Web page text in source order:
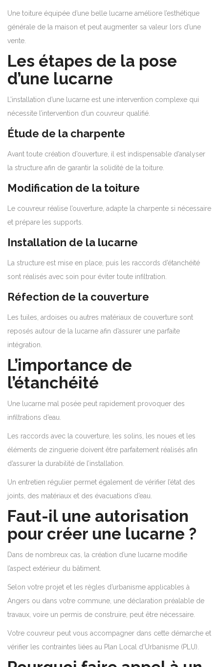
Une toiture équipée d’une belle lucarne améliore l’esthétique
générale de la maison et peut augmenter sa valeur lors d’une
vente.
Les étapes de la pose
d’une lucarne
L’installation d’une lucarne est une intervention complexe qui
nécessite l’intervention d’un couvreur qualifié.
Étude de la charpente
Avant toute création d’ouverture, il est indispensable d’analyser
la structure afin de garantir la solidité de la toiture.
Modification de la toiture
Le couvreur réalise l’ouverture, adapte la charpente si nécessaire
et prépare les supports.
Installation de la lucarne
La structure est mise en place, puis les raccords d’étanchéité
sont réalisés avec soin pour éviter toute infiltration.
Réfection de la couverture
Les tuiles, ardoises ou autres matériaux de couverture sont
reposés autour de la lucarne afin d’assurer une parfaite
intégration.
L’importance de
l’étanchéité
Une lucarne mal posée peut rapidement provoquer des
infiltrations d’eau.
Les raccords avec la couverture, les solins, les noues et les
éléments de zinguerie doivent être parfaitement réalisés afin
d’assurer la durabilité de l’installation.
Un entretien régulier permet également de vérifier l’état des
joints, des matériaux et des évacuations d’eau.
Faut-il une autorisation
pour créer une lucarne ?
Dans de nombreux cas, la création d’une lucarne modifie
l’aspect extérieur du bâtiment.
Selon votre projet et les règles d’urbanisme applicables à
Angers ou dans votre commune, une déclaration préalable de
travaux, voire un permis de construire, peut être nécessaire.
Votre couvreur peut vous accompagner dans cette démarche et
vérifier les contraintes liées au Plan Local d’Urbanisme (PLU).